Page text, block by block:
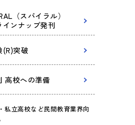
（スパイラル）
インナップ発刊
(R)突破
高校への準備
私立高校など民間教育業界向